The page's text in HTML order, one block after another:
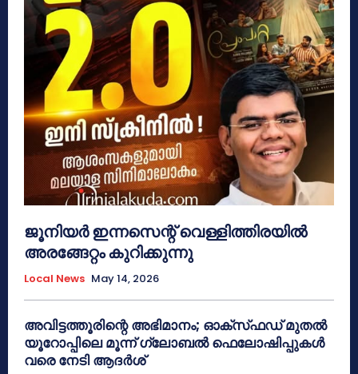
ജൂനിയർ ഇന്നസെന്റ് വെള്ളിത്തിരയിൽ
അരങ്ങേറ്റം കുറിക്കുന്നു
Local News May 14, 2026
അവിട്ടത്തൂരിന്റെ അഭിമാനം; ഓക്‌സ്‌ഫഡ് മുതൽ
യൂറോപ്പിലെ മൂന്ന് ഗ്ലോബൽ ഫെലോഷിപ്പുകൾ
വരെ നേടി ആദർശ്